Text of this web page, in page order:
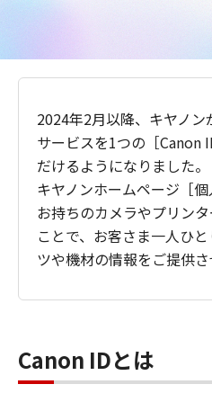
2024年2月以降、キヤノ
サービスを1つの［Canon
だけるようになりました。
キヤノンホームページ［個
お持ちのカメラやプリン
ことで、お客さま一人ひ
ツや機材の情報をご提供さ
Canon IDとは